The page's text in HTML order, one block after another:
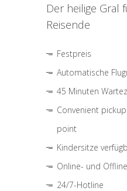
Der heilige Gral
Reisende
Festpreis
Automatische
45 Minuten
Convenient
point
Kindersitze
Online- und
24/7-Hotline